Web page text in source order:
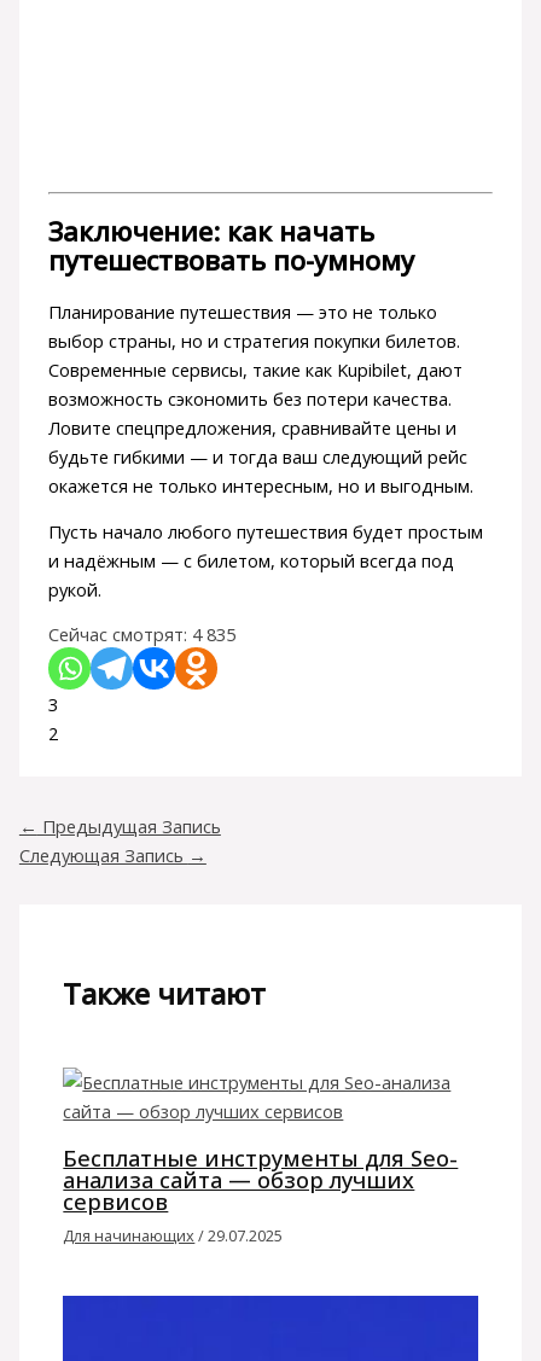
Заключение: как начать
путешествовать по-умному
Планирование путешествия — это не только
выбор страны, но и стратегия покупки билетов.
Современные сервисы, такие как Kupibilet, дают
возможность сэкономить без потери качества.
Ловите спецпредложения, сравнивайте цены и
будьте гибкими — и тогда ваш следующий рейс
окажется не только интересным, но и выгодным.
Пусть начало любого путешествия будет простым
и надёжным — с билетом, который всегда под
рукой.
Сейчас смотрят: 4 835
3
2
← Предыдущая Запись
Следующая Запись →
Также читают
Бесплатные инструменты для Seo-
анализа сайта — обзор лучших
сервисов
Для начинающих/29.07.2025